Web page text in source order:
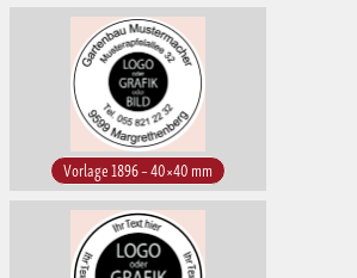
Vorlage 1896 – 40×40 mm